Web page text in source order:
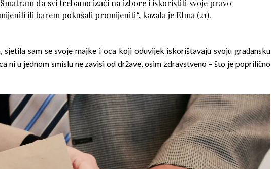
da svi trebamo izaći na izbore i iskoristiti svoje pravo
ili barem pokušali promijeniti“, kazala je Elma (21).
sjetila sam se svoje majke i oca koji oduvijek iskorištavaju svoju građansku
ni u jednom smislu ne zavisi od države, osim zdravstveno – što je poprilično